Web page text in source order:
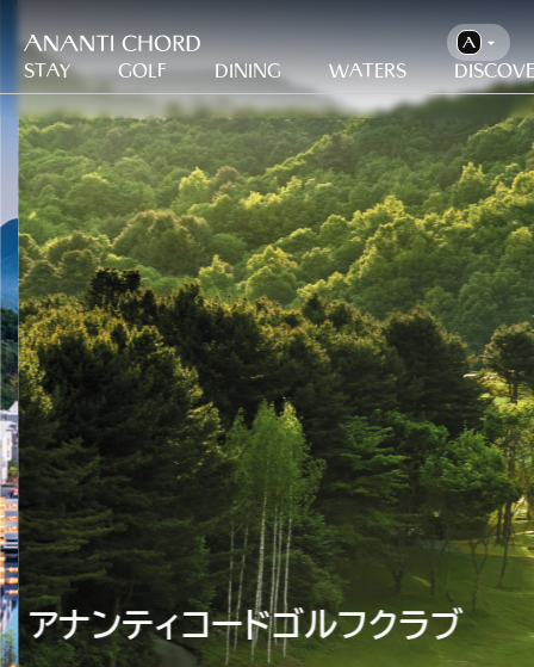
Stay Golf Dining Waters
アナンティコードゴルフクラブ
アナンティコード
自然と完璧な調和、アナンティコ
アナンティコードゴルフクラブ